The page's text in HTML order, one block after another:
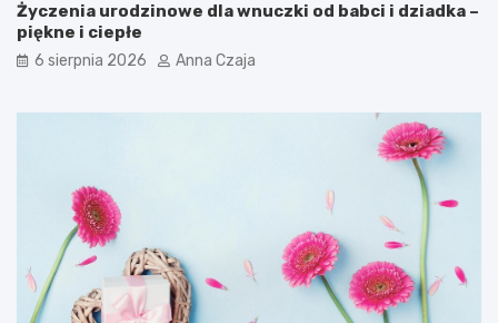
Życzenia urodzinowe dla wnuczki od babci i dziadka –
piękne i ciepłe
6 sierpnia 2026 Anna Czaja